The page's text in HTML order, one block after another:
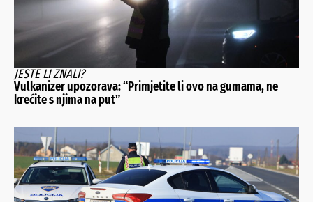
JESTE LI ZNALI?
Vulkanizer upozorava: “Primjetite li ovo na gumama, ne
krećite s njima na put”